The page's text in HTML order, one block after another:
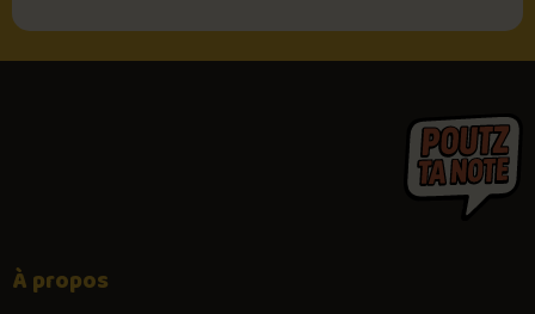
À propos